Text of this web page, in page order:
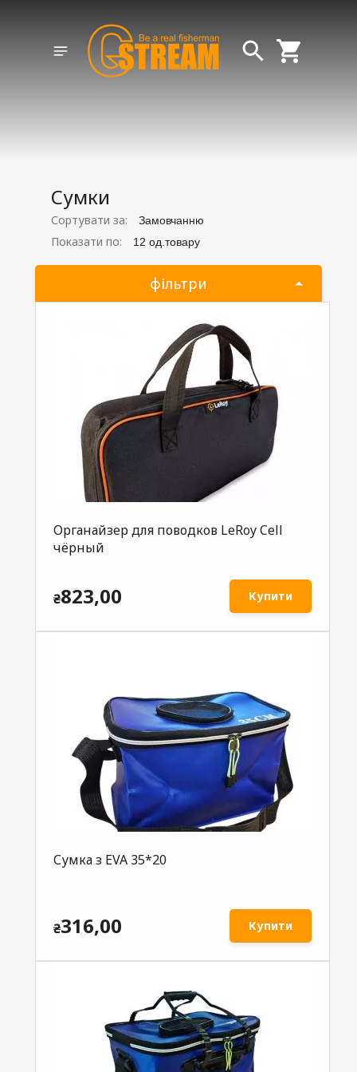
Сумки
Сортувати за: Замовчанню
Показати по: 12 од.товару
фільтри
Органайзер для поводков LeRoy Cell
чёрный
₴823,00 Купити
Сумка з EVA 35*20
₴316,00 Купити